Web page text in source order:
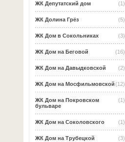
(1)
ЖК Депутатский дом
(5)
ЖК Долина Грёз
(3)
ЖК Дом в Сокольниках
(16)
ЖК Дом на Беговой
(2)
ЖК Дом на Давыдковской
(12)
ЖК Дом на Мосфильмовской
(1)
ЖК Дом на Покровском
бульваре
(1)
ЖК Дом на Соколовского
(3)
ЖК Дом на Трубецкой